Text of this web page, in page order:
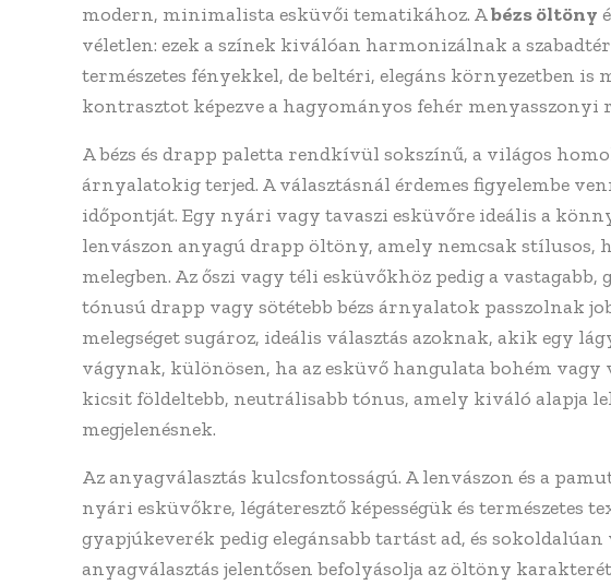
modern, minimalista esküvői tematikához. Abézs öltöny
véletlen: ezek a színek kiválóan harmonizálnak a
természetes fényekkel, de beltéri, elegáns környezetben is
kontrasztot képezve a hagyományos fehér menyasszonyi
A bézs és drapp paletta rendkívül sokszínű, a világos
árnyalatokig terjed. A választásnál érdemes figyelembe
időpontját. Egy nyári vagy tavaszi esküvőre ideális a
lenvászon anyagú drapp öltöny, amely nemcsak stílusos,
melegben. Az őszi vagy téli esküvőkhöz pedig a
tónusú drapp vagy sötétebb bézs árnyalatok passzolnak
melegséget sugároz, ideális választás azoknak, akik egy
vágynak, különösen, ha az esküvő hangulata bohém vagy
kicsit földeltebb, neutrálisabb tónus, amely kiváló alapja
megjelenésnek.
Az anyagválasztás kulcsfontosságú. A lenvászon és a
nyári esküvőkre, légáteresztő képességük és természetes
gyapjúkeverék pedig elegánsabb tartást ad, és sokoldalúan
anyagválasztás jelentősen befolyásolja az öltöny